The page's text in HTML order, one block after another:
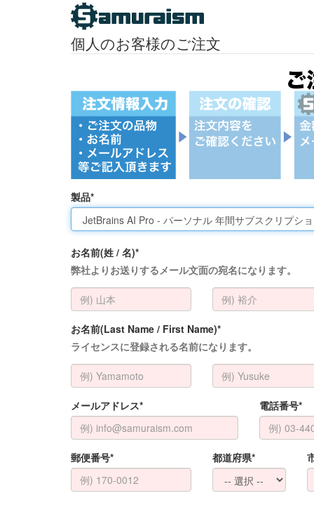
個人のお客様のご注文
製品*
お名前(姓 / 名)*
弊社よりお送りするメール文面の宛名になります。
お名前(Last Name / First Name)*
ライセンスに登録される名前になります。
メールアドレス* 電話番号*
郵便番号* 都道府県*